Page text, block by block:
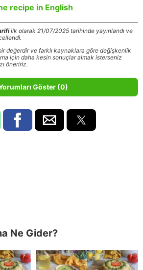
recipe in English
ilk olarak 21/07/2025 tarihinde yayınlandı ve
değerdir ve farklı kaynaklara göre değişkenlik
için daha kesin sonuçlar almak isterseniz
öneririz.
Göster (0)
Ne Gider?